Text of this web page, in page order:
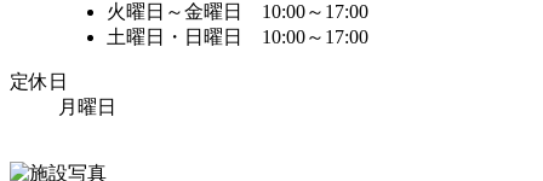
火曜日～金曜日 10:00～17:00
土曜日・日曜日 10:00～17:00
定休日
月曜日